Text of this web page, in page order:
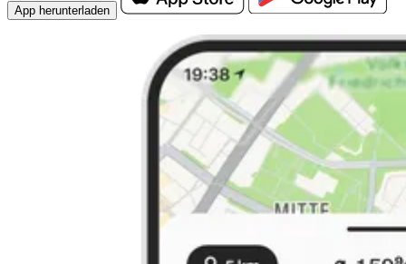
App herunterladen